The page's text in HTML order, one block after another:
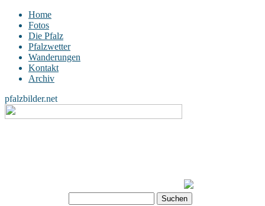
Home
Fotos
Die Pfalz
Pfalzwetter
Wanderungen
Kontakt
Archiv
pfalzbilder.net